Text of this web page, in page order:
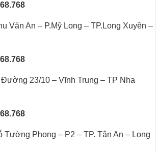
Văn An – P.Mỹ Long – TP.Long Xuyên –
Đường 23/10 – Vĩnh Trung – TP Nha
Tường Phong – P2 – TP. Tân An – Long